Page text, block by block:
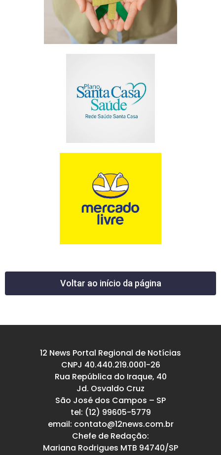
Voltar ao início da página
12 News Portal Regional de Notícias
CNPJ 40.440.219.0001-26
Rua República do Iraque, 40
Jd. Osvaldo Cruz
São José dos Campos – SP
tel: (12) 99605-5779
email: contato@12news.com.br
Chefe de Redação:
Mariana Rodrigues MTB 94740/SP